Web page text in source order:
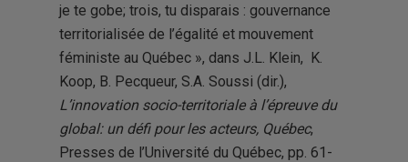
je te gobe; trois, tu disparais : gouvernance
territorialisée de l’égalité et mouvement
féministe au Québec », dans J.L. Klein, K.
Koop, B. Pecqueur, S.A. Soussi (dir.),
L’innovation socio-territoriale à l’épreuve du
global: un défi pour les acteurs, Québec,
Presses de l’Université du Québec, pp. 61-